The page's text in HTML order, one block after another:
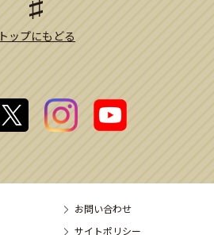
トップにもどる
お問い合わせ
サイトポリシー